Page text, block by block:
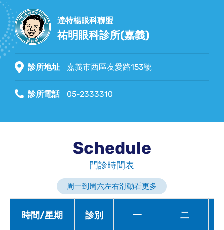
達特楊眼科聯盟
祐明眼科診所(嘉義)
診所地址 嘉義市西區友愛路153號
診所電話 05-2333310
Schedule
門診時間表
周一到周六左右滑動看更多
時間/星期 診別 一 二